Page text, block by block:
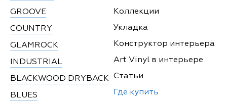
GROOVE
COUNTRY
GLAMROCK
INDUSTRIAL
BLACKWOOD DRYBACK
BLUES
Коллекции
Укладка
Конструктор интерьера
Art Vinyl в интерьере
Статьи
Где купить